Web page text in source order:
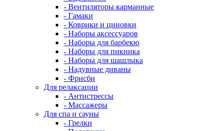
- Вентиляторы карманные
- Гамаки
- Коврики и циновки
- Наборы аксессуаров
- Наборы для барбекю
- Наборы для пикника
- Наборы для шашлыка
- Надувные диваны
- Фрисби
Для релаксации
- Антистрессы
- Массажеры
Для спа и сауны
- Грелки